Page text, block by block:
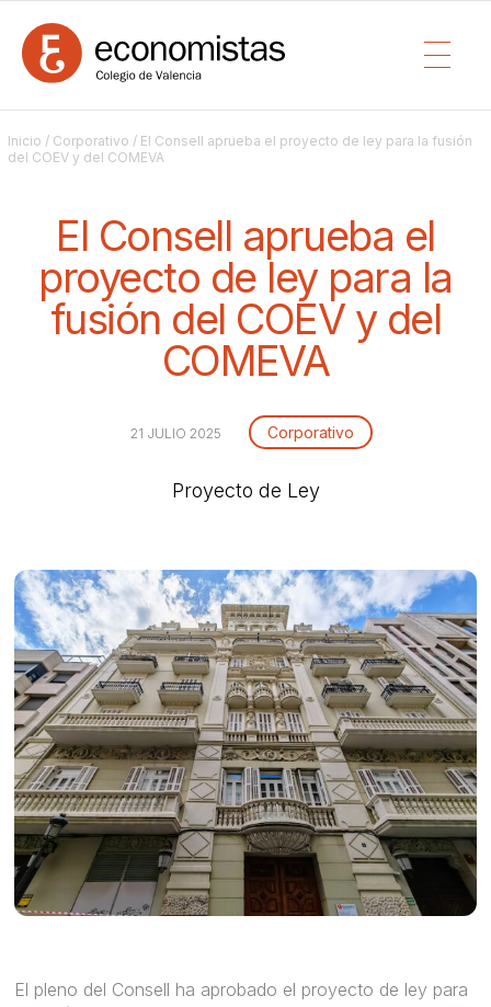
Inicio / Corporativo / El Consell aprueba el proyecto de ley para la fusión
del COEV y del COMEVA
El Consell aprueba el
proyecto de ley para la
fusión del COEV y del
COMEVA
21 JULIO 2025 Corporativo
Proyecto de Ley
El pleno del Consell ha aprobado el proyecto de ley para